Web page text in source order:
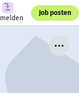
Job posten